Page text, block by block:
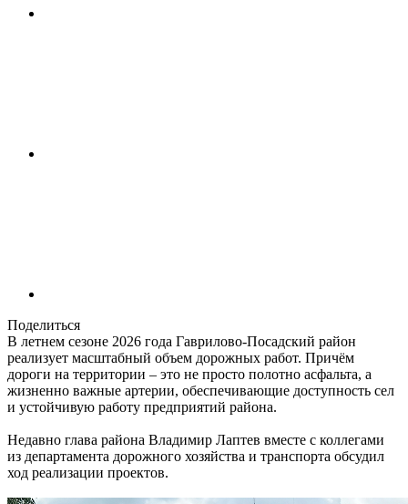
Поделиться
В летнем сезоне 2026 года Гаврилово-Посадский район
реализует масштабный объем дорожных работ. Причём
дороги на территории – это не просто полотно асфальта, а
жизненно важные артерии, обеспечивающие доступность сел
и устойчивую работу предприятий района.
Недавно глава района Владимир Лаптев вместе с коллегами
из департамента дорожного хозяйства и транспорта обсудил
ход реализации проектов.